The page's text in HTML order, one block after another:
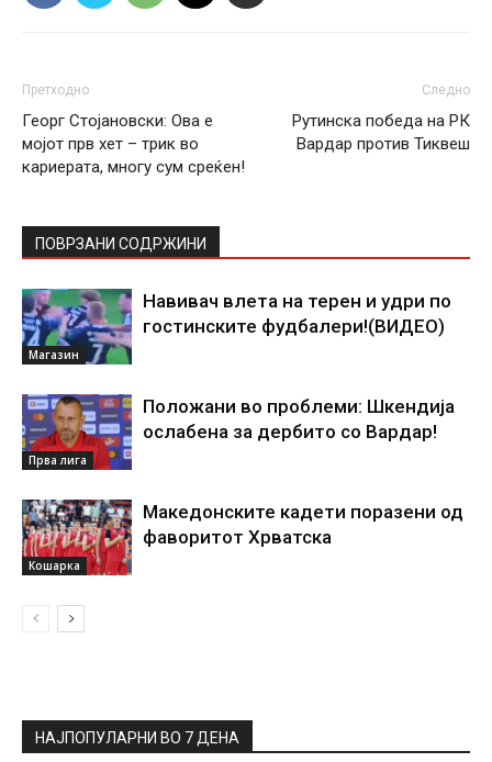
Претходно
Георг Стојановски: Ова е
мојот прв хет – трик во
кариерата, многу сум среќен!
Следно
Рутинска победа на РК
Вардар против Тиквеш
ПОВРЗАНИ СОДРЖИНИ
Магазин
Навивач влета на терен и удри по
гостинските фудбалери!(ВИДЕО)
Прва лига
Положани во проблеми: Шкендија
ослабена за дербито со Вардар!
Кошарка
Македонските кадети поразени од
фаворитот Хрватска
НАЈПОПУЛАРНИ ВО 7 ДЕНА